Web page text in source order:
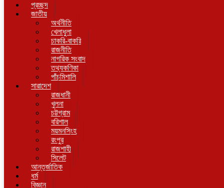
প্রচ্ছদ
জাতীয়
অর্থনীতি
খেলাধুলা
চাকরি-বাকরি
রাজনীতি
নাগরিক সংবাদ
তথ্যকণিকা
পাঁচমিশালি
সারাদেশ
রাজধানী
খুলনা
চট্টগ্রাম
বরিশাল
ময়মনসিংহ
রংপুর
রাজশাহী
সিলেট
আন্তর্জাতিক
ধর্ম
বিজ্ঞান